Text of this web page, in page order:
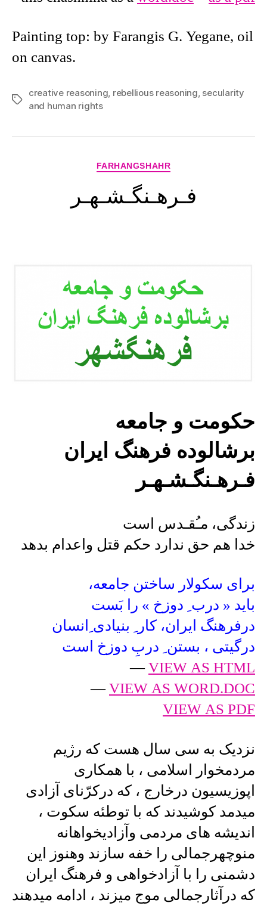
Painting top: by Farangis G. Yegane, oil
on canvas.
Tags
creative reasoning, rebellious reasoning, secularity
and human rights
Categories
FARHANGSHAHR
فـرهـنگـشـهـر
حکومت و جامعه
برشالوده فرهنگ ایران
فـرهـنگـشـهـر
زندگی، مـُقـدس است
خدا هم حق ندارد حکم قتل واعدام بدهد
برای سکولار ساختن جامعه،
باید « درب ِ دوزخ » را بَست
درفرهنگ ایران، کار ِ بنیادی ِانسان
درگیتی ، بستن ِ دربِ دوزخ است
VIEW AS HTML
—
VIEW AS WORD.DOC
—
VIEW AS PDF
نزدیک به سی سال هست که رژیم
مردمخوار اسلامی ، با همکاری
اپوزیسیون درخارج ، که درکرّنای آزادی
میدمد کوشیدند که با توطئه سکوت ،
اندیشه های مردمی وآزادیخواهانه
منوچهرجمالی را خفه سازند وهنوز این
دشمنی را با آزادخواهی و فرهنگ ایران
که درآثارجمالی موج میزند ، ادامه میدهند